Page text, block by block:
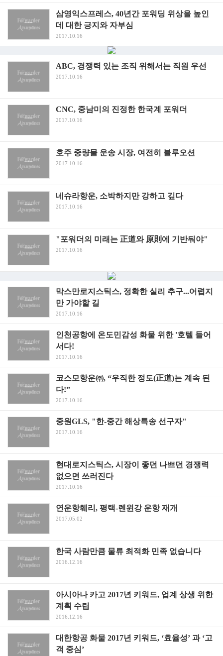
삼영익스프레스, 40년간 포워딩 위상을 높인
데 대한 긍지와 자부심
2017.10.16
ABC, 경쟁력 있는 조직 위해서는 직원 우선
2017.10.16
CNC, 중남미의 진정한 한국계 포워더
2017.10.16
호주 중량물 운송 시장, 여전히 블루오션
2017.10.16
네슈라항운, 소박하지만 강하고 깊다
2017.10.16
"포워더의 미래는 正道와 原則에 기반둬야"
2017.10.16
막스만로지스틱스, 정확한 실리 추구...어렵지
만 가야할 길
2017.10.16
인천공항에 온도민감성 화물 위한 '호텔 들어
서다!
2017.10.16
코스모항운㈜, “우직한 정도(正道)는 계속 된
다!”
2017.10.16
중원GLS, "한-중간 해상특송 선구자"
2017.10.16
현대로지스틱스, 시장이 좋던 나쁘던 경쟁력
없으면 쓰러진다
2017.10.16
연운항훼리, 평택-롄윈강 운항 재개
2017.05.02
한국 사람만큼 물류 최적화 민족 없습니다
2016.12.16
아시아나 카고 2017년 키워드, 업계 상생 위한
계획 수립
2016.12.16
대한항공 화물 2017년 키워드, ‘효율성’ 과 ‘고
객 중심’